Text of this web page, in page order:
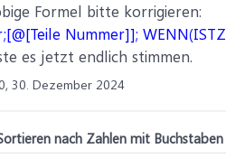
Formel bitte korrigieren:
Nummer]];
es jetzt endlich stimmen.
30. Dezember 2024
nach Zahlen mit Buchstaben